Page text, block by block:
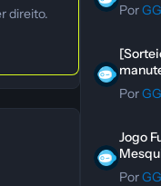
direito.
Por
Por
Jogo
Por